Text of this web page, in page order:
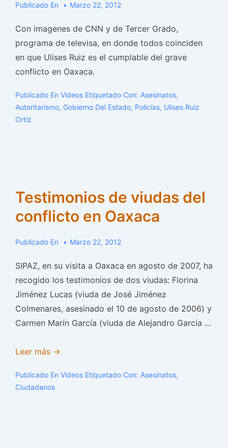
Publicado En Marzo 22, 2012
Con imagenes de CNN y de Tercer Grado,
programa de televisa, en donde todos coinciden
en que Ulises Ruiz es el cumplable del grave
conflicto en Oaxaca.
Publicado En Videos Etiquetado Con: Asesinatos,
Autoritarismo, Gobierno Del Estado, Policías, Ulises Ruiz
Ortiz
Testimonios de viudas del
conflicto en Oaxaca
Publicado En Marzo 22, 2012
SIPAZ, en su visita a Oaxaca en agosto de 2007, ha
recogido los testimonios de dos viudas: Florina
Jiménez Lucas (viuda de José Jiménez
Colmenares, asesinado el 10 de agosto de 2006) y
Carmen Marín García (viuda de Alejandro García …
Testimonios
viudas
Leer más →
Publicado En Videos Etiquetado Con: Asesinatos,
Ciudadanos